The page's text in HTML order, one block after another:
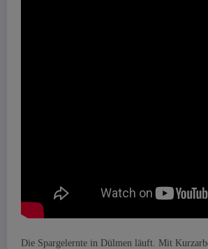
Die Spargelernte in Dülmen läuft. Mit